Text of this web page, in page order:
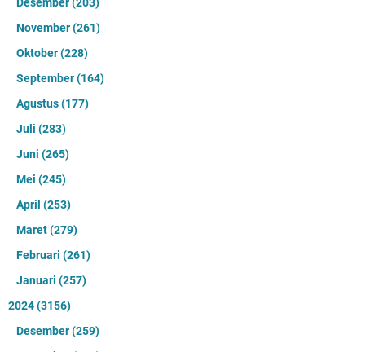
November(261)
Oktober(228)
September(164)
Agustus(177)
Juli (283)
Juni (265)
Mei (245)
April (253)
Maret(279)
Februari (261)
Januari (257)
2024(3156)
Desember(259)